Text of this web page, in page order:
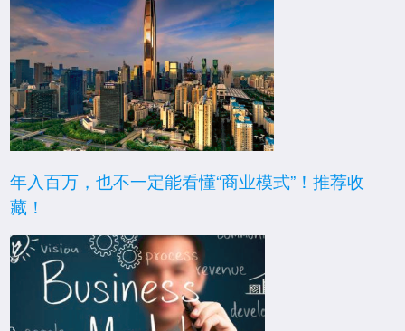
年入百万，也不一定能看懂“商业模式”！推荐收
藏！